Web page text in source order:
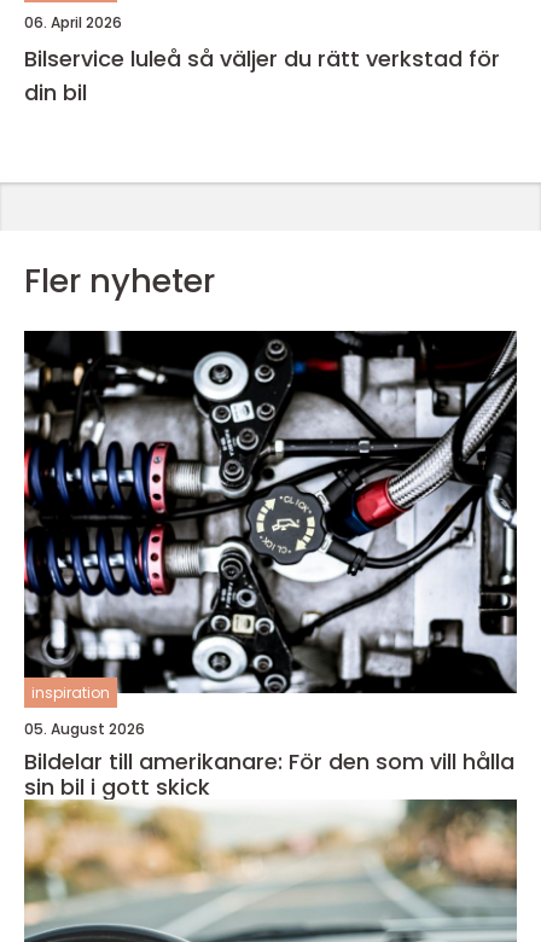
06. April 2026
Bilservice luleå så väljer du rätt verkstad för
din bil
Fler nyheter
inspiration
05. August 2026
Bildelar till amerikanare: För den som vill hålla
sin bil i gott skick